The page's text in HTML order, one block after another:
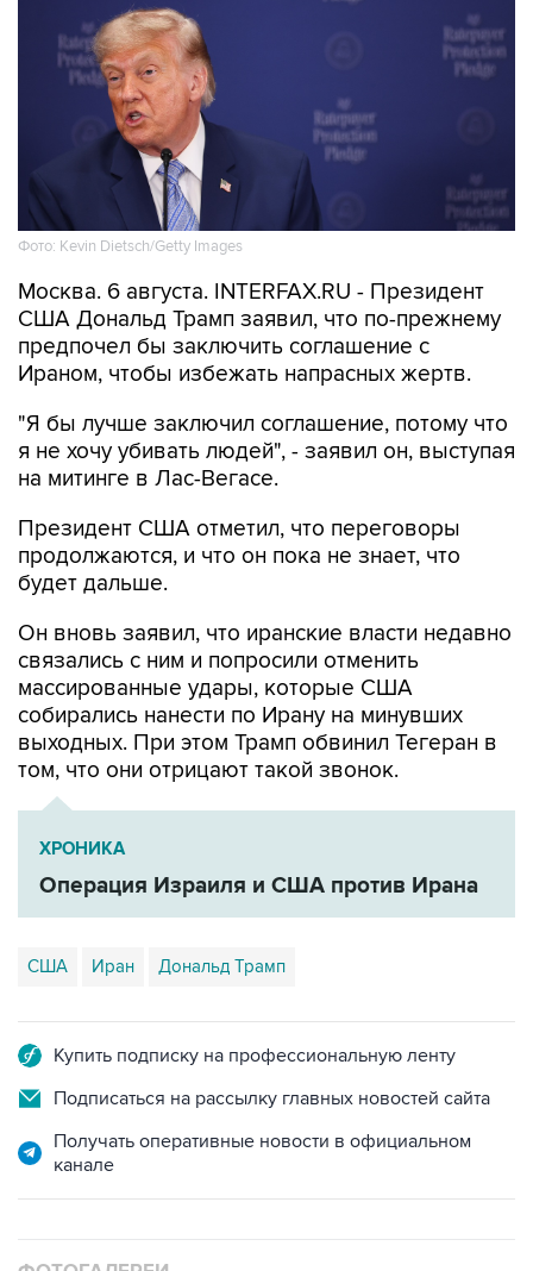
Фото: Kevin Dietsch/Getty Images
Москва. 6 августа. INTERFAX.RU - Президент
США Дональд Трамп заявил, что по-прежнему
предпочел бы заключить соглашение с
Ираном, чтобы избежать напрасных жертв.
"Я бы лучше заключил соглашение, потому что
я не хочу убивать людей", - заявил он, выступая
на митинге в Лас-Вегасе.
Президент США отметил, что переговоры
продолжаются, и что он пока не знает, что
будет дальше.
Он вновь заявил, что иранские власти недавно
связались с ним и попросили отменить
массированные удары, которые США
собирались нанести по Ирану на минувших
выходных. При этом Трамп обвинил Тегеран в
том, что они отрицают такой звонок.
ХРОНИКА
Операция Израиля и США против Ирана
США Иран Дональд Трамп
Купить подписку на профессиональную ленту
Подписаться на рассылку главных новостей сайта
Получать оперативные новости в официальном
канале